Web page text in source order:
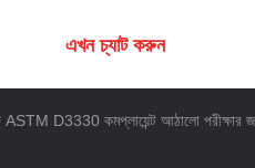
এখন চ্যাট করুন
D3330 কমপ্লায়েন্ট আঠালো পরীক্ষার